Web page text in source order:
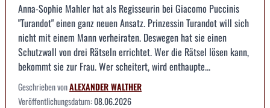
Anna-Sophie Mahler hat als Regisseurin bei Giacomo Puccinis
"Turandot" einen ganz neuen Ansatz. Prinzessin Turandot will sich
nicht mit einem Mann verheiraten. Deswegen hat sie einen
Schutzwall von drei Rätseln errichtet. Wer die Rätsel lösen kann,
bekommt sie zur Frau. Wer scheitert, wird enthaupte...
Geschrieben vonALEXANDER WALTHER
Veröffentlichungsdatum:08.06.2026